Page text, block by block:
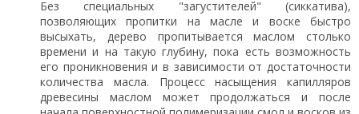
Без специальных "загустителей" (сиккатива),
позволяющих пропитки на масле и воске быстро
высыхать, дерево пропитывается маслом столько
времени и на такую глубину, пока есть возможность
его проникновения и в зависимости от достаточности
количества масла. Процесс насыщения капилляров
древесины маслом может продолжаться и после